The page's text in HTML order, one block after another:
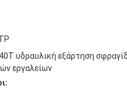
υδραυλική εξάρτηση
εργαλείων